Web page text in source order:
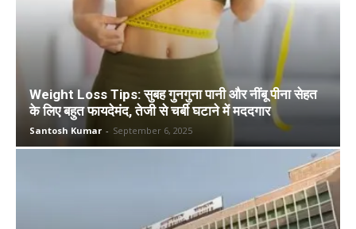
Weight Loss Tips: सुबह गुनगुना पानी और नींबू पीना सेहत
के लिए बहुत फायदेमंद, तेजी से चर्बी घटाने में मददगार
Santosh Kumar - September 6, 2025